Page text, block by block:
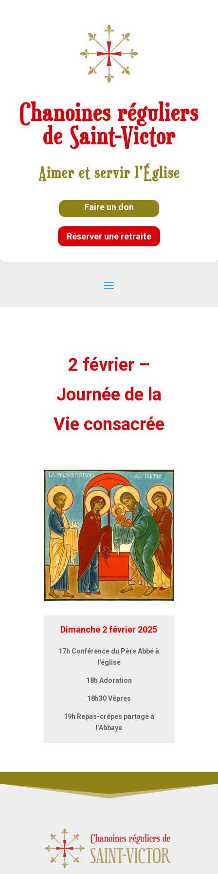
Chanoines réguliers
de Saint-Victor
Aimer et servir l'Église
Faire un don
Réserver une retraite
2 février –
Journée de la
Vie consacrée
Dimanche 2 février 2025
17h Conférence du Père Abbé à
l’église
18h Adoration
18h30 Vêpres
19h Repas-crêpes partagé à
l’Abbaye